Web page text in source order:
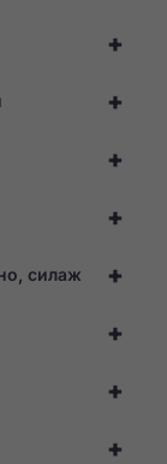
+
+
+
+
+
силаж
+
+
+